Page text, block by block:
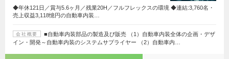
◆年休121日／賞与5.6ヶ月／残業20H／フルフレックスの環境 ◆連結:3,760名・
売上収益3,118憶円の自動車内装…
会社概要
■自動車内装部品の製造及び販売 （1）自動車内装全体の企画・デザ
イン・開発～自動車内装のシステムサプライヤー （2）自動車内…